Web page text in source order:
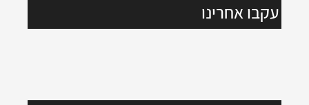
עקבו אחרינו